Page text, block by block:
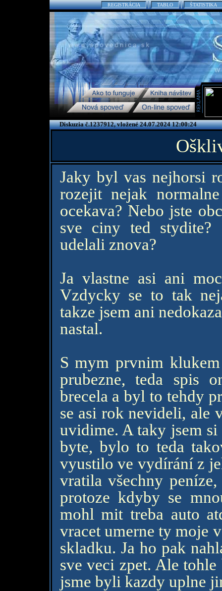
REGISTRÁCIA TABLO ŠTATISTIKA
Diskuzia č.1237912, vložené 24.07.2024 12:00:24
Jaky byl vas nejhorsi
rozejit nejak
ocekava? Nebo jste
sve ciny ted stydite?
udelali znova?
Ja vlastne asi ani
Vzdycky se to tak
takze jsem ani
nastal.
S mym prvnim
prubezne, teda spis
brecela a byl to tehdy
se asi rok nevideli, ale
uvidime. A taky jsem si
byte, bylo to teda
vyustilo ve vydírání z
vratila všechny
protoze kdyby se
mohl mit treba auto
vracet umerne ty moje
skladku. Ja ho pak
sve veci zpet. Ale
jsme byli kazdy uplne